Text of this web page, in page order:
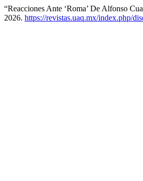
“Reacciones Ante ‘Roma’ De Alfonso
2026. https://revistas.uaq.mx/index.php/